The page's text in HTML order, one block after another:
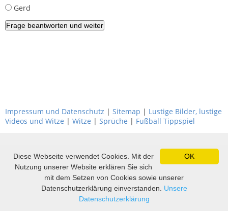
Gerd
Impressum und Datenschutz | Sitemap | Lustige Bilder, lustige
Videos und Witze | Witze | Sprüche | Fußball Tippspiel
OK
Diese Webseite verwendet Cookies. Mit der
Nutzung unserer Website erklären Sie sich
mit dem Setzen von Cookies sowie unserer
Datenschutzerklärung einverstanden. Unsere
Datenschutzerklärung